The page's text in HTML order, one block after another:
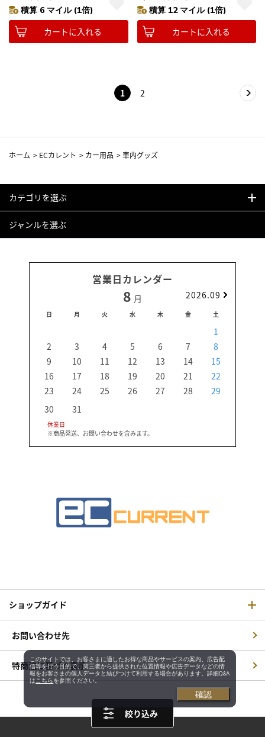
積算 6 マイル (1倍)
カートに入れる
積算 12 マイル (1倍)
カートに入れる
1 2
ホーム > ECカレント > カー用品 >車内グッズ
カテゴリを選ぶ
ジャンルを選ぶ
絞り込み
営業日カレンダー
8 月 2026.09
日 月 火 水 木 金 土
1
2
3 4 5 6 7
8
9
10 11 12 13 14
15
16
17 18 19 20 21
22
23
24 25 26 27 28
29
30
31
休業日
※商品発送、お問い合わせを含みます。
ショップガイド
お問い合わせ先
特商法に基づく表示
このサイトでは、お客さまに適したお得な商品やサービスの案内、広告配
信等を行う目的で、第三者から提供された位置情報や広告データなどの情
報をお客さまの個人データと結びつけて利用する場合があります。詳細Q&A
は こちらを参照ください。
確認